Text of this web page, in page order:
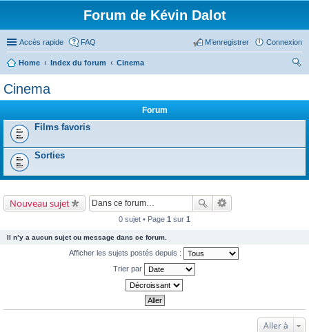
Forum de Kévin Dalot
Accès rapide FAQ Connexion
M’enregistrer
Home Index du forum
Cinema
Cinema
Forum
Films favoris
Sorties
Nouveau sujet
0 sujet • Page 1 sur 1
Il n’y a aucun sujet ou message dans ce forum.
Afficher les sujets postés depuis :
Trier par
Aller à